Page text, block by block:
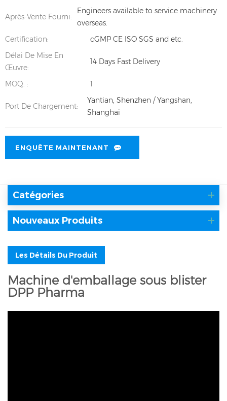
Après-Vente Fourni:
Engineers available to service machinery
overseas.
Certification:
cGMP CE ISO SGS and etc.
Délai De Mise En
Œuvre:
14 Days Fast Delivery
MOQ. : 1
Port De Chargement:
Yantian, Shenzhen / Yangshan,
Shanghai
ENQUÊTE MAINTENANT
Catégories
Nouveaux Produits
Les Détails Du Produit
Machine d'emballage sous blister
DPP Pharma